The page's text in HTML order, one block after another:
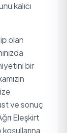
kalıcı
olan
bir
ve sonuç
Eleşkirt